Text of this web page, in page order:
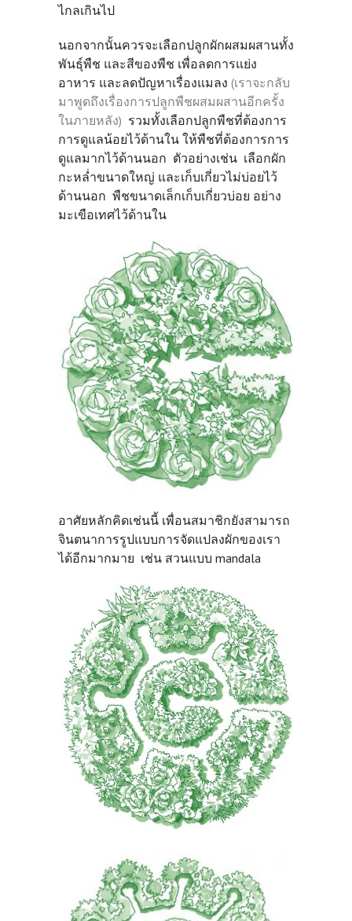
ไกลเกินไป
นอกจากนั้นควรจะเลือกปลูกผักผสมผสานทั้ง
พันธุ์พืช และสีของพืช เพื่อลดการแย่ง
อาหาร และลดปัญหาเรื่องแมลง (เราจะกลับ
มาพูดถึงเรื่องการปลูกพืชผสมผสานอีกครั้ง
ในภายหลัง) รวมทั้งเลือกปลูกพืชที่ต้องการ
การดูแลน้อยไว้ด้านใน ให้พืชที่ต้องการการ
ดูแลมากไว้ด้านนอก ตัวอย่างเช่น เลือกผัก
กะหล่ำขนาดใหญ่ และเก็บเกี่ยวไม่บ่อยไว้
ด้านนอก พืชขนาดเล็กเก็บเกี่ยวบ่อย อย่าง
มะเขือเทศไว้ด้านใน
อาศัยหลักคิดเช่นนี้ เพื่อนสมาชิกยังสามารถ
จินตนาการรูปแบบการจัดแปลงผักของเรา
ได้อีกมากมาย เช่น สวนแบบ mandala